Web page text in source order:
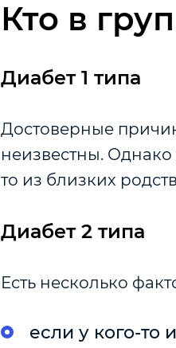
Кто в
Диабет 1 типа
Достоверные
неизвестны.
то из близких
Диабет 2 типа
Есть несколько
если у кого-то